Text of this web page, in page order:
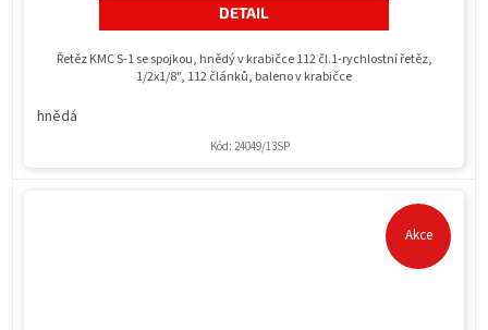
DETAIL
Řetěz KMC S-1 se spojkou, hnědý v krabičce 112 čl.1-rychlostní řetěz,
1/2x1/8", 112 článků, baleno v krabičce
hnědá
Kód: 24049/13SP
Akce